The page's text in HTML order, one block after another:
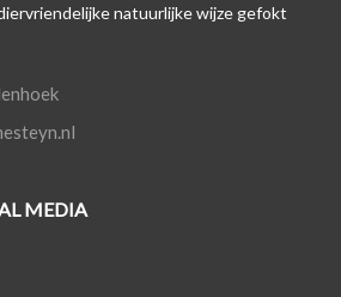
natuurlijke wijze gefokt
MEDIA